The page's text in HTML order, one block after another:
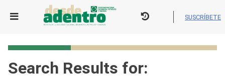
SUSCRÍBETE
Search Results for: